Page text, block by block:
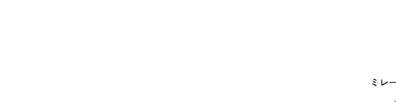
ミレ